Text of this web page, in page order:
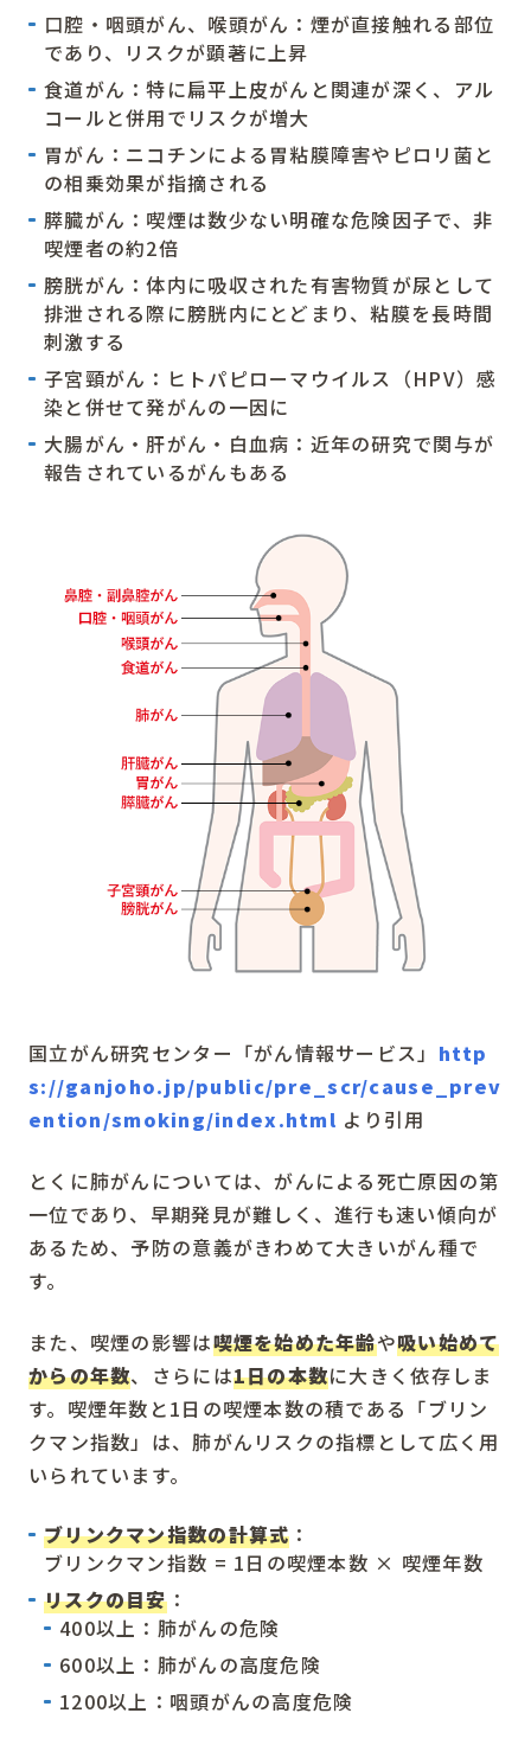
口腔・咽頭がん、喉頭がん：煙が直接触れる部位
であり、リスクが顕著に上昇
食道がん：特に扁平上皮がんと関連が深く、アル
コールと併用でリスクが増大
胃がん：ニコチンによる胃粘膜障害やピロリ菌と
の相乗効果が指摘される
膵臓がん：喫煙は数少ない明確な危険因子で、非
喫煙者の約2倍
膀胱がん：体内に吸収された有害物質が尿として
排泄される際に膀胱内にとどまり、粘膜を長時間
刺激する
子宮頸がん：ヒトパピローマウイルス（HPV）感
染と併せて発がんの一因に
大腸がん・肝がん・白血病：近年の研究で関与が
報告されているがんもある
国立がん研究センター「がん情報サービス」 http
s://ganjoho.jp/public/pre_scr/cause_prev
ention/smoking/index.html より引用
とくに肺がんについては、がんによる死亡原因の第
一位であり、早期発見が難しく、進行も速い傾向が
あるため、予防の意義がきわめて大きいがん種で
す。
また、喫煙の影響は喫煙を始めた年齢や吸い始めて
からの年数、さらには1日の本数に大きく依存しま
す。喫煙年数と1日の喫煙本数の積である「ブリン
クマン指数」は、肺がんリスクの指標として広く用
いられています。
ブリンクマン指数の計算式 ：
ブリンクマン指数 = 1日の喫煙本数 × 喫煙年数
リスクの目安：
400以上：肺がんの危険
600以上：肺がんの高度危険
1200以上：咽頭がんの高度危険